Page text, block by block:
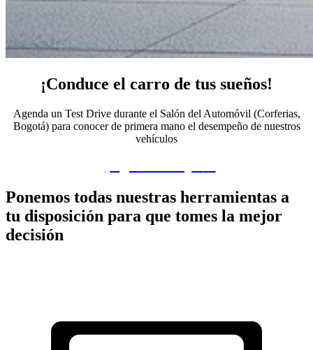
¡Conduce el carro de tus sueños!
Agenda un Test Drive durante el Salón del Automóvil (Corferias,
Bogotá) para conocer de primera mano el desempeño de nuestros
vehículos
Ponemos todas nuestras herramientas a
tu disposición para que tomes la mejor
decisión